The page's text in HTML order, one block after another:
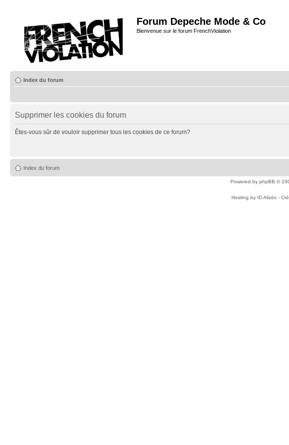
Forum Depeche Mode & Co
Bienvenue sur le forum FrenchViolation
Index du forum
Supprimer les cookies du forum
Êtes-vous sûr de vouloir supprimer tous les cookies de ce forum?
Index du forum
Powered by phpBB ©
Hosting by ID Alizés -